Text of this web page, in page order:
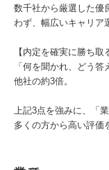
数千社から厳選した優
わず、幅広いキャリア
【内定を確実に勝ち取
「何を聞かれ、どう
他社の約3倍。
上記3点を強みに、「
多くの方から高い評価